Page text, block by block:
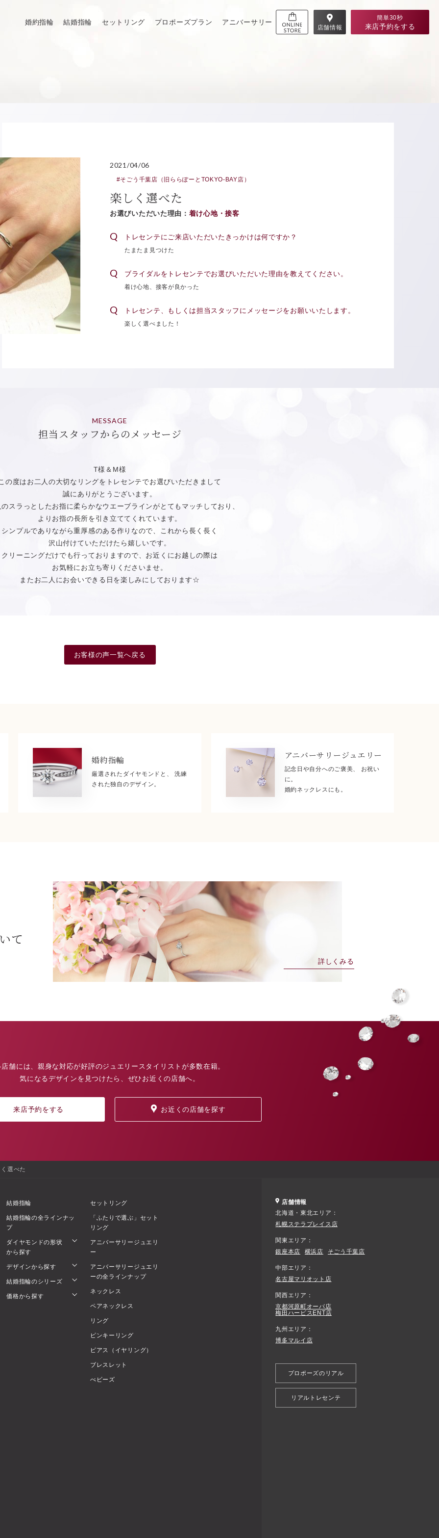
婚約指輪 結婚指輪 セットリング プロポーズプラン アニバーサリー
店舗情報
簡単30秒
来店予約をする
2021/04/06
#そごう千葉店（旧ららぽーとTOKYO-BAY店）
楽しく選べた
お選びいただいた理由： 着け心地・接客
トレセンテにご来店いただいたきっかけは何ですか？
たまたま見つけた
ブライダルをトレセンテでお選びいただいた理由を教えてください。
着け心地、接客が良かった
トレセンテ、もしくは担当スタッフにメッセージをお願いいたします。
楽しく選べました！
MESSAGE
担当スタッフからのメッセージ
T様＆M様
の度はお二人の大切なリングをトレセンテでお選びいただきまして
誠にありがとうございます。
スラっとしたお指に柔らかなウエーブラインがとてもマッチしており、
よりお指の長所を引き立ててくれています。
シンプルでありながら重厚感のある作りなので、これから長く長く
沢山付けていただけたら嬉しいです。
クリーニングだけでも行っておりますので、お近くにお越しの際は
お気軽にお立ち寄りくださいませ。
またお二人にお会いできる日を楽しみにしております☆
お客様の声一覧へ戻る
婚約指輪
厳選されたダイヤモンドと、 洗練
された独自のデザイン。
アニバーサリー ジュエリー
記念日や自分へのご褒美、 お祝い
に。
婚約ネックレスにも。
て
詳しくみる
店舗には、親身な対応が好評のジュエリースタイリストが多数在籍。
気になるデザインを見つけたら、ぜひお近くの店舗へ。
来店予約をする お近くの店舗を探す
選べた
結婚指輪
結婚指輪の全ラインナッ
プ
ダイヤモンドの形状
から探す
デザインから探す
結婚指輪のシリーズ
価格から探す
セットリング
「ふたりで選ぶ」セット
リング
アニバーサリージュエリ
ー
アニバーサリージュエリ
ーの全ラインナップ
ネックレス
ペアネックレス
リング
ピンキーリング
ピアス（イヤリング）
ブレスレット
べビーズ
店舗情報
北海道・東北エリア
札幌ステラプレイス店
関東エリア
銀座本店
横浜店 そごう千葉店
中部エリア
名古屋マリオット店
関西エリア
京都河原町オーパ店
梅田ハービスENT店
九州エリア
博多マルイ店
プロポーズのリアル
リアルトレセンテ